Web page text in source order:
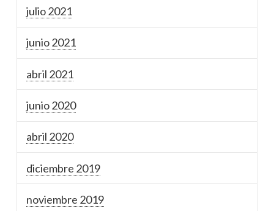
julio 2021
junio 2021
abril 2021
junio 2020
abril 2020
diciembre 2019
noviembre 2019